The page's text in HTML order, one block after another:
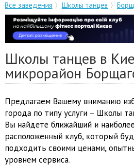
Все заведения Школы танцев
Школы танцев в
микрорайон
Предлагаем Вашему вниманию
города по типу услуги – Школы
Вы найдете ближайший и
расположенный клуб, который
подходить своими ценами,
уровнем сервиса.